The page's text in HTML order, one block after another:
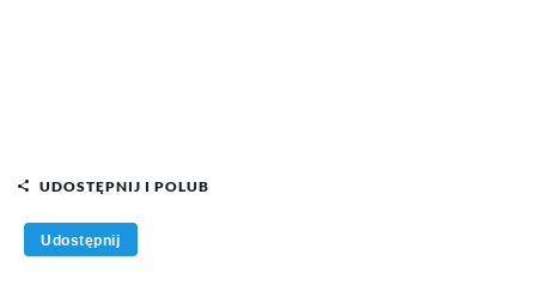
UDOSTĘPNIJ I POLUB
Udostępnij